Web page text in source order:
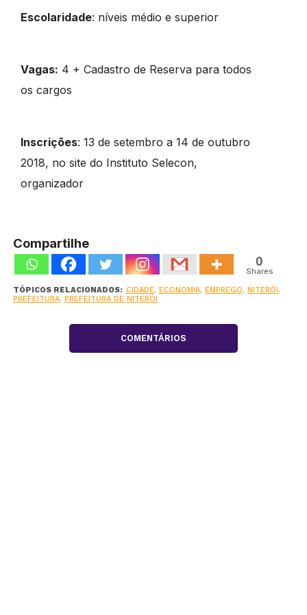
Escolaridade: níveis médio e superior
Vagas: 4 + Cadastro de Reserva para todos
os cargos
Inscrições: 13 de setembro a 14 de outubro
2018, no site do Instituto Selecon,
organizador
Compartilhe
0
Shares
TÓPICOS RELACIONADOS: CIDADE, ECONOMIA, EMPREGO, NITERÓI,
PREFEITURA, PREFEITURA DE NITERÓI
COMENTÁRIOS